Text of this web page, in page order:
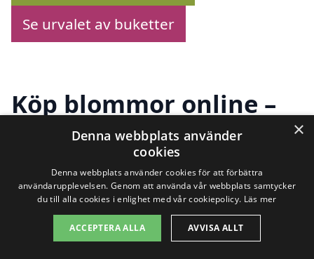
Se urvalet av buketter
Köp blommor online –
Se utbudet här!
Letar du efter blombud i Näsbyn? Vi har
samlat en översikt över pålitliga
blomsterleverantörer som levererar
×
Denna webbplats använder
cookies
Denna webbplats använder cookies för att förbättra
användarupplevelsen. Genom att använda vår webbplats samtycker
du till alla cookies i enlighet med vår cookiepolicy. Läs mer
ACCEPTERA ALLA AVVISA ALLT